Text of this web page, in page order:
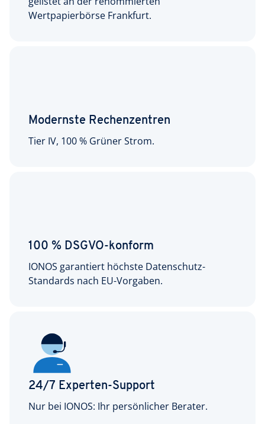
Wertpapierbörse Frankfurt.
Modernste Rechenzentren
Tier IV, 100 % Grüner Strom.
100 % DSGVO-konform
IONOS garantiert höchste Datenschutz-
Standards nach EU-Vorgaben.
24/7 Experten-Support
Nur bei IONOS: Ihr persönlicher Berater.